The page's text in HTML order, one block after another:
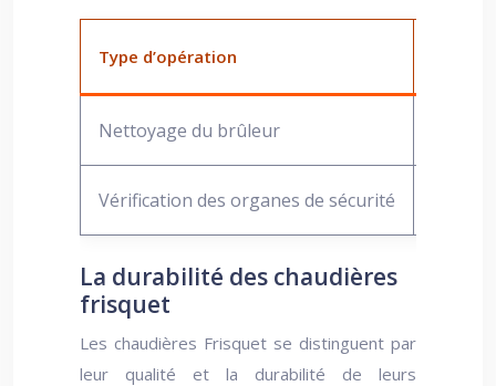
Type d’opération
Nettoyage du brûleur
Vérification des organes de sécurité
La durabilité des chaudières
frisquet
Les chaudières Frisquet se distinguent par
leur qualité et la durabilité de leurs